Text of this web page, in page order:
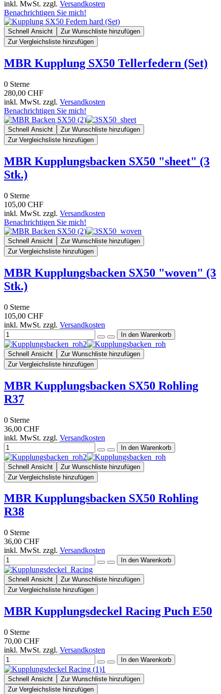
inkl. MwSt. zzgl. Versandkosten
Benachrichtigen Sie mich!
Schnell Ansicht
Zur Wunschliste hinzufügen
Zur Vergleichsliste hinzufügen
MBR Kupplung SX50 Tellerfedern (Set)
0 Sterne
280,00 CHF
inkl. MwSt. zzgl. Versandkosten
Benachrichtigen Sie mich!
Schnell Ansicht
Zur Wunschliste hinzufügen
Zur Vergleichsliste hinzufügen
MBR Kupplungsbacken SX50 "sheet" (3
Stk.)
0 Sterne
105,00 CHF
inkl. MwSt. zzgl. Versandkosten
Benachrichtigen Sie mich!
Schnell Ansicht
Zur Wunschliste hinzufügen
Zur Vergleichsliste hinzufügen
MBR Kupplungsbacken SX50 "woven" (3
Stk.)
0 Sterne
105,00 CHF
inkl. MwSt. zzgl. Versandkosten
Schnell Ansicht
Zur Wunschliste hinzufügen
Zur Vergleichsliste hinzufügen
MBR Kupplungsbacken SX50 Rohling
R37
0 Sterne
36,00 CHF
inkl. MwSt. zzgl. Versandkosten
Schnell Ansicht
Zur Wunschliste hinzufügen
Zur Vergleichsliste hinzufügen
MBR Kupplungsbacken SX50 Rohling
R38
0 Sterne
36,00 CHF
inkl. MwSt. zzgl. Versandkosten
Schnell Ansicht
Zur Wunschliste hinzufügen
Zur Vergleichsliste hinzufügen
MBR Kupplungsdeckel Racing Puch E50
0 Sterne
70,00 CHF
inkl. MwSt. zzgl. Versandkosten
Schnell Ansicht
Zur Wunschliste hinzufügen
Zur Vergleichsliste hinzufügen